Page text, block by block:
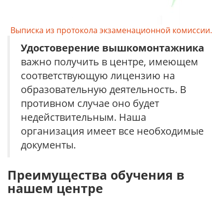
Выписка из протокола экзаменационной комиссии.
Удостоверение вышкомонтажника
важно получить в центре, имеющем
соответствующую лицензию на
образовательную деятельность. В
противном случае оно будет
недействительным. Наша
организация имеет все необходимые
документы.
Преимущества обучения в
нашем центре